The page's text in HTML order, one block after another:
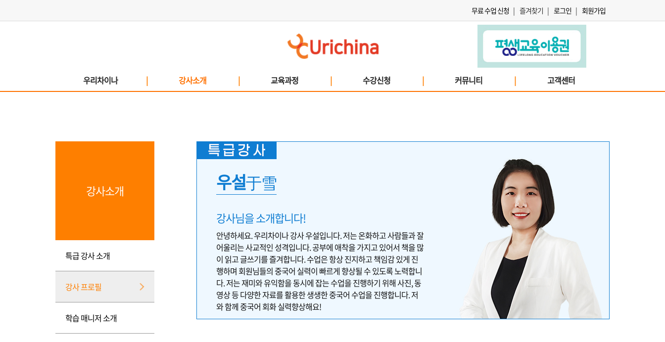
무료 수업 신청 | 즐겨찾기 | 로그인 | 회원가입
우리차이나 | 강사소개 | 교육과정 | 수강신청 | 커뮤니티 | 고객센터
강사소개
특급 강사 소개
강사 프로필
학습 매니저 소개
우설于雪
강사님을 소개합니다!
안녕하세요. 우리차이나 강사 우설입니다. 저는 온화하고 사람들과 잘
어울리는 사교적인 성격입니다. 공부에 애착을 가지고 있어서 책을 많
이 읽고 글쓰기를 즐겨합니다. 수업은 항상 진지하고 책임감 있게 진
행하며 회원님들의 중국어 실력이 빠르게 향상될 수 있도록 노력합니
다. 저는 재미와 유익함을 동시에 잡는 수업을 진행하기 위해 사진, 동
영상 등 다양한 자료를 활용한 생생한 중국어 수업을 진행합니다. 저
와 함께 중국어 회화 실력향상해요!